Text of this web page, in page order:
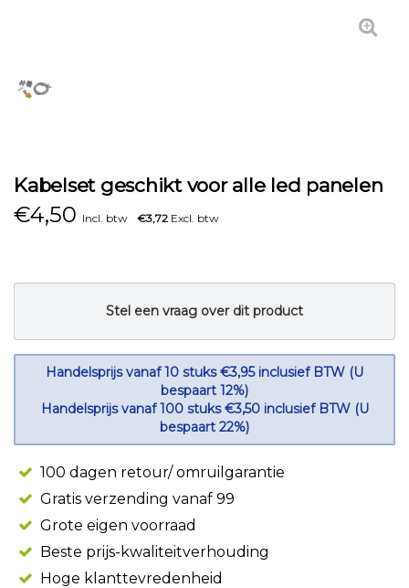
Kabelset geschikt voor alle led panelen
€4,50 Incl. btw €3,72 Excl. btw
Stel een vraag over dit product
Handelsprijs vanaf 10 stuks €3,95 inclusief BTW (U
bespaart 12%)
Handelsprijs vanaf 100 stuks €3,50 inclusief BTW (U
bespaart 22%)
100 dagen retour/ omruilgarantie
Gratis verzending vanaf 99
Grote eigen voorraad
Beste prijs-kwaliteitverhouding
Hoge klanttevredenheid